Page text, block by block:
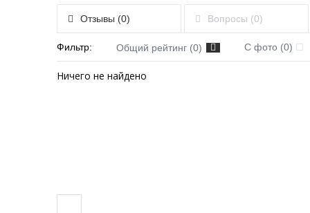
Отзывы (0) Вопросы (0)
Фильтр: Общий рейтинг (0) С фото (0)
Ничего не найдено